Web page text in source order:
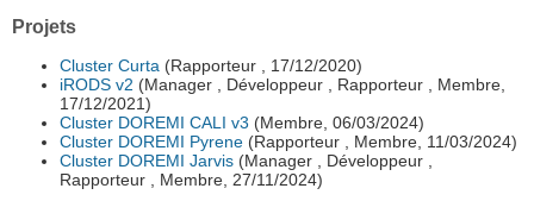
Projets
Cluster Curta (Rapporteur , 17/12/2020)
iRODS v2 (Manager , Développeur , Rapporteur , Membre,
17/12/2021)
Cluster DOREMI CALI v3 (Membre, 06/03/2024)
Cluster DOREMI Pyrene (Rapporteur , Membre, 11/03/2024)
Cluster DOREMI Jarvis (Manager , Développeur ,
Rapporteur , Membre, 27/11/2024)